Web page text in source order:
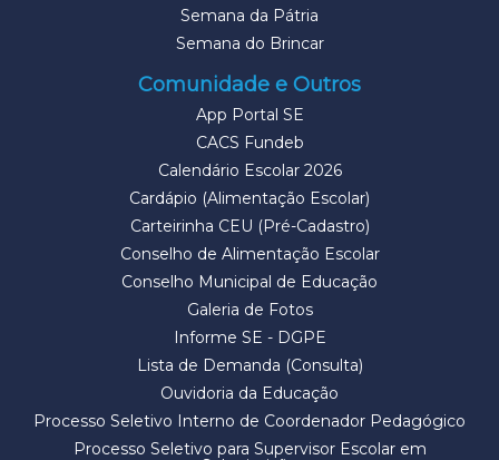
Semana da Pátria
Semana do Brincar
Comunidade e Outros
App Portal SE
CACS Fundeb
Calendário Escolar 2026
Cardápio (Alimentação Escolar)
Carteirinha CEU (Pré-Cadastro)
Conselho de Alimentação Escolar
Conselho Municipal de Educação
Galeria de Fotos
Informe SE - DGPE
Lista de Demanda (Consulta)
Ouvidoria da Educação
Processo Seletivo Interno de Coordenador Pedagógico
Processo Seletivo para Supervisor Escolar em